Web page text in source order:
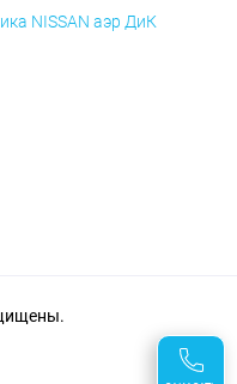
NISSAN аэр ДиК